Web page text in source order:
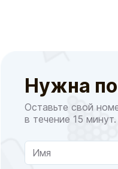
Нужна
Оставьте свой
в течение 15 минут.